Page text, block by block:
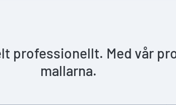
professionellt. Med vår
mallarna.